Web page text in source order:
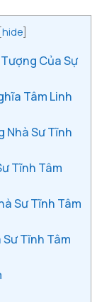
[hide]
Của Sự
Tâm Linh
Nhà Sư Tĩnh
Tĩnh Tâm
Sư Tĩnh Tâm
Tĩnh Tâm